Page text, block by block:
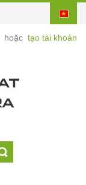
hoặc tạo tài khoản